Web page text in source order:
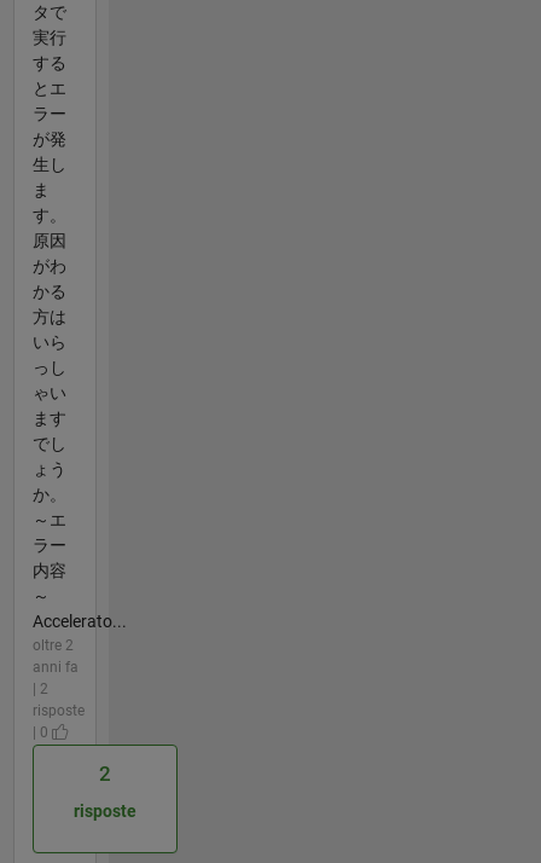
タで
実行
する
とエ
ラー
が発
生し
ま
す。
原因
がわ
かる
方は
いら
っし
ゃい
ます
でし
ょう
か。
～エ
ラー
内容
～
Accelerato...
oltre 2
anni fa
| 2
risposte
| 0
2
risposte